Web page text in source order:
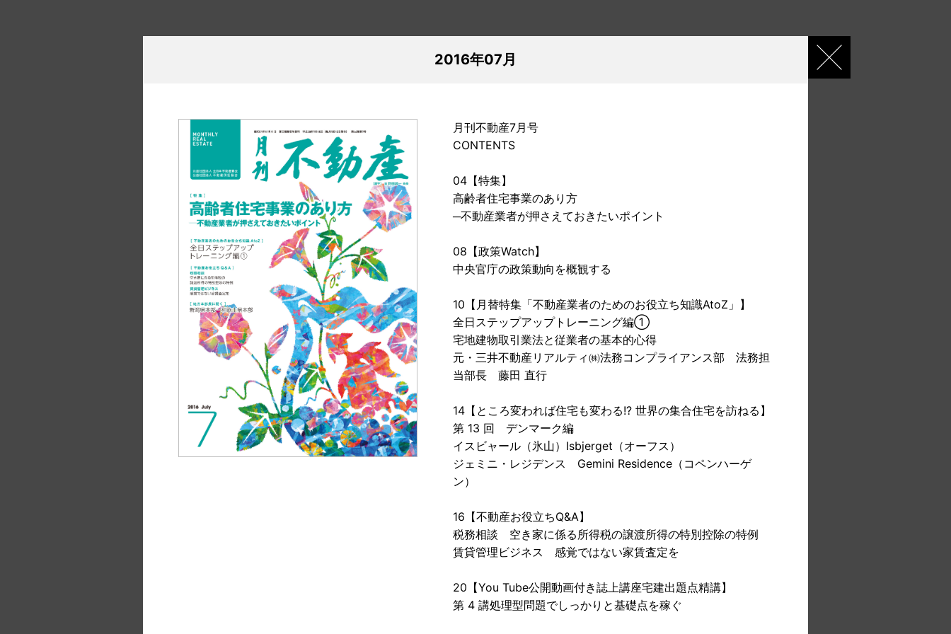
2016年07月
月刊不動産7月号
CONTENTS
04【特集】
高齢者住宅事業のあり方
─不動産業者が押さえておきたいポイント
08【政策Watch】
中央官庁の政策動向を概観する
10【月替特集「不動産業者のためのお役立ち知識AtoZ」】
全日ステップアップトレーニング編①
宅地建物取引業法と従業者の基本的心得
元・三井不動産リアルティ㈱法務コンプライアンス部 法務担
当部長 藤田 直行
14【ところ変われば住宅も変わる!? 世界の集合住宅を訪ねる】
第 13 回 デンマーク編
イスビャール（氷山）Isbjerget（オーフス）
ジェミニ・レジデンス Gemini Residence（コペンハーゲ
ン）
16【不動産お役立ちQ&A】
税務相談 空き家に係る所得税の譲渡所得の特別控除の特例
賃貸管理ビジネス 感覚ではない家賃査定を
20【You Tube公開動画付き誌上講座宅建出題点精講】
第 4 講処理型問題でしっかりと基礎点を稼ぐ